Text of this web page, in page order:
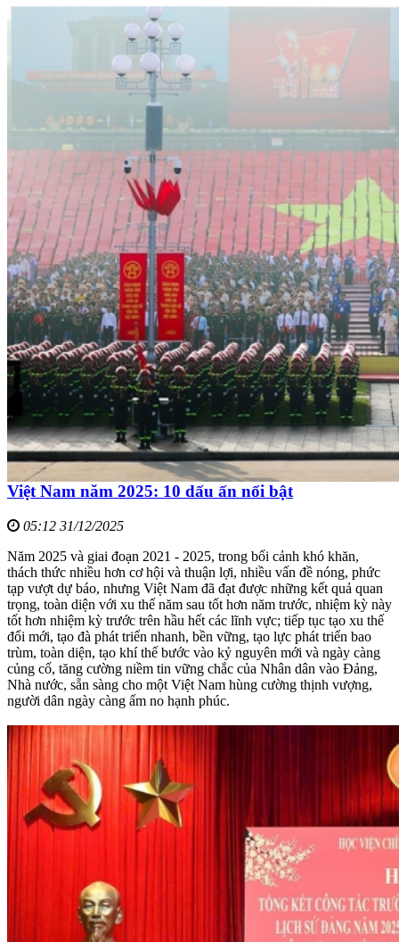
Việt Nam năm 2025: 10 dấu ấn nổi bật
05:12 31/12/2025
Năm 2025 và giai đoạn 2021 - 2025, trong bối cảnh khó khăn,
thách thức nhiều hơn cơ hội và thuận lợi, nhiều vấn đề nóng, phức
tạp vượt dự báo, nhưng Việt Nam đã đạt được những kết quả quan
trọng, toàn diện với xu thế năm sau tốt hơn năm trước, nhiệm kỳ này
tốt hơn nhiệm kỳ trước trên hầu hết các lĩnh vực; tiếp tục tạo xu thế
đổi mới, tạo đà phát triển nhanh, bền vững, tạo lực phát triển bao
trùm, toàn diện, tạo khí thế bước vào kỷ nguyên mới và ngày càng
củng cố, tăng cường niềm tin vững chắc của Nhân dân vào Đảng,
Nhà nước, sẵn sàng cho một Việt Nam hùng cường thịnh vượng,
người dân ngày càng ấm no hạnh phúc.